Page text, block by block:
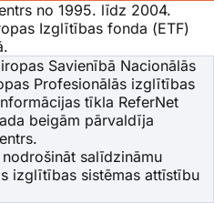
no 1995. līdz 2004.
Izglītības fonda (ETF)
Savienībā Nacionālās
Profesionālās izglītības
tīkla ReferNet
beigām pārvaldīja
salīdzināmu
izglītības sistēmas attīstību